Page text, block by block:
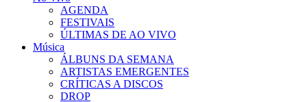
AGENDA
FESTIVAIS
ÚLTIMAS DE AO VIVO
Música
ÁLBUNS DA SEMANA
ARTISTAS EMERGENTES
CRÍTICAS A DISCOS
DROP